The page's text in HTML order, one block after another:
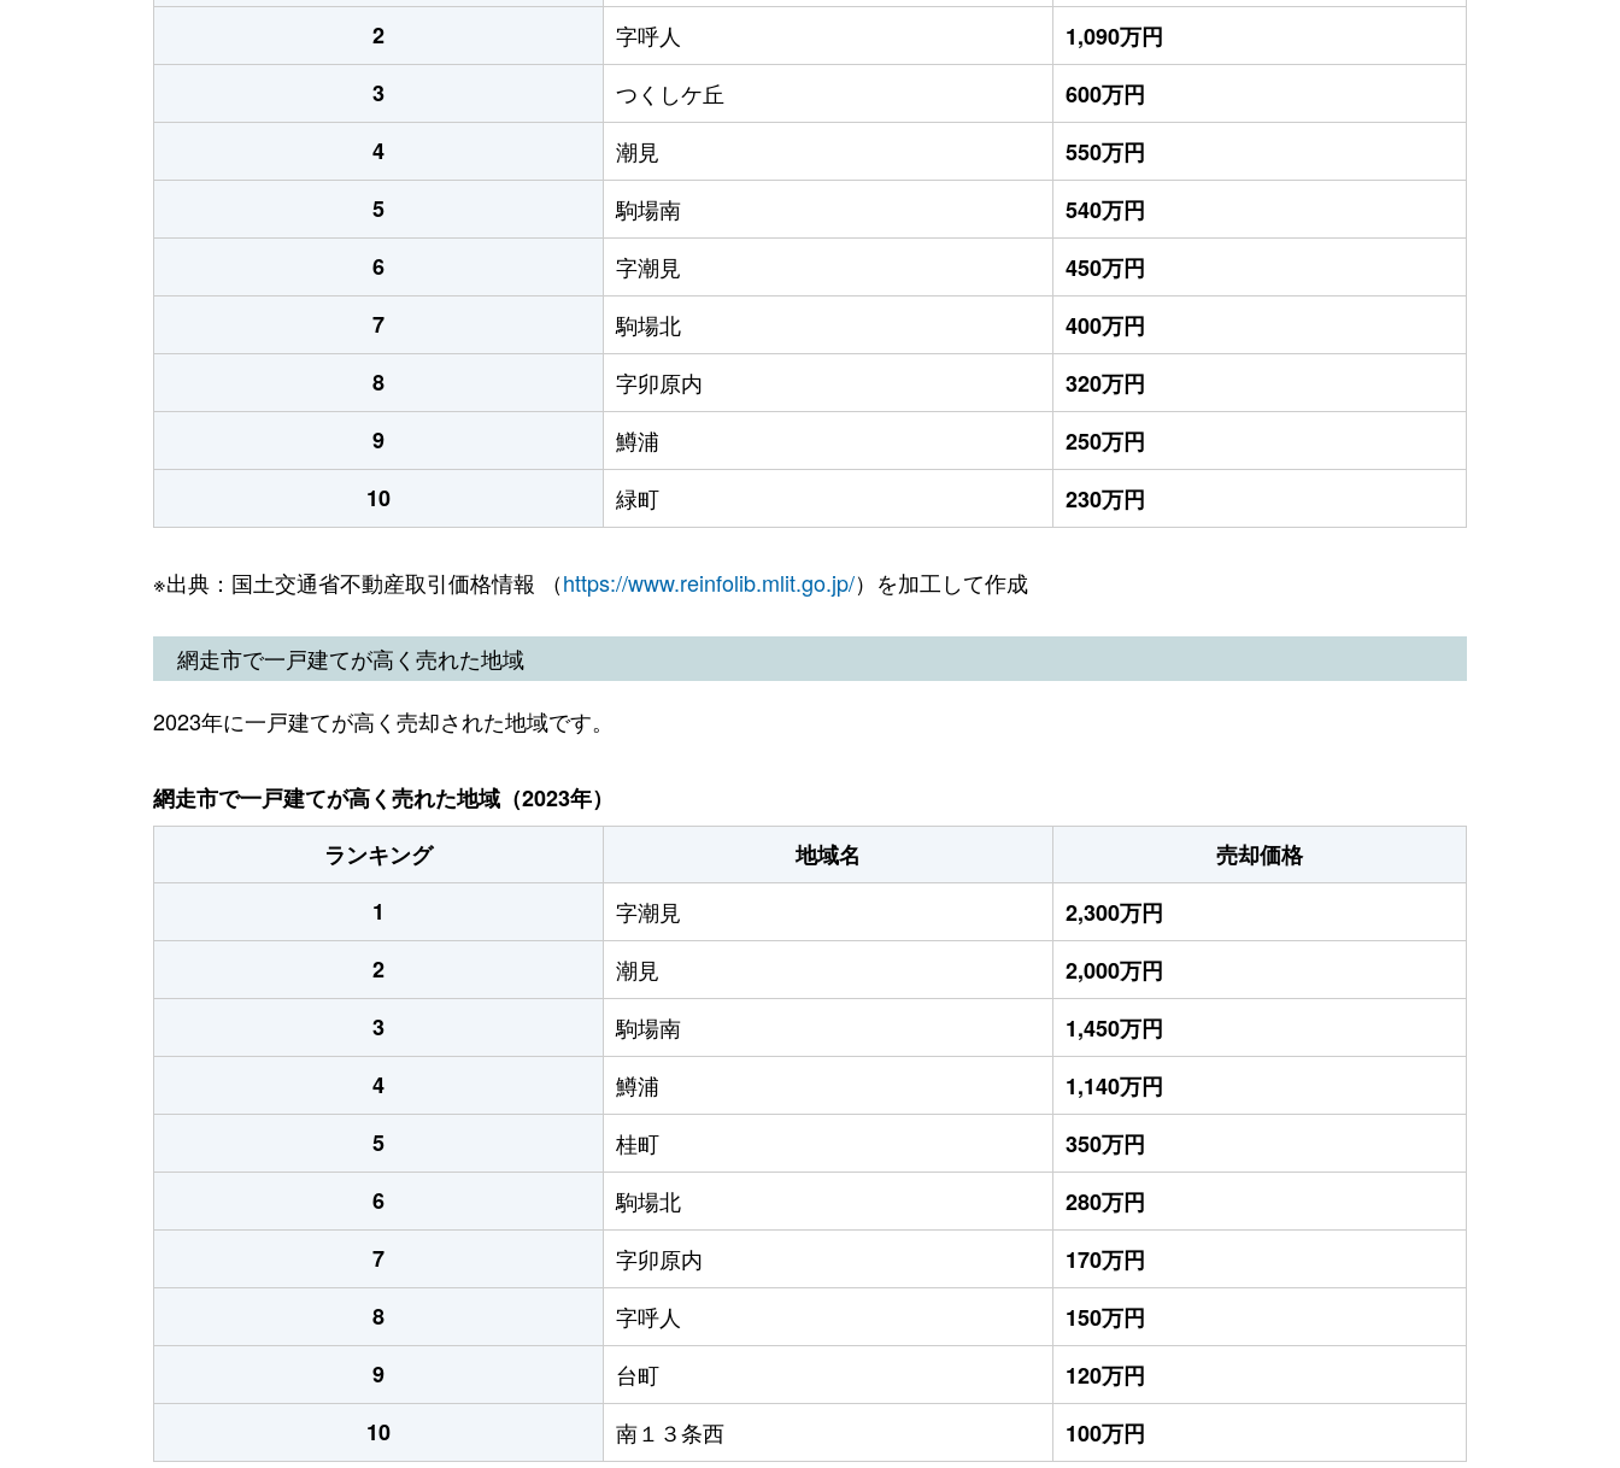
2
字呼人
1,090万円
3
つくしケ丘
600万円
4
潮見
550万円
5
駒場南
540万円
6
字潮見
450万円
7
駒場北
400万円
8
字卯原内
320万円
9
鱒浦
250万円
10
緑町 230万円
※出典：国土交通省不動産取引価格情報 （https://www.reinfolib.mlit.go.jp/）を加工して作成
網走市で一戸建てが高く売れた地域
2023年に一戸建てが高く売却された地域です。
網走市で一戸建てが高く売れた地域（2023年）
ランキング
地域名
売却価格
1
字潮見
2,300万円
2
潮見
2,000万円
3
駒場南
1,450万円
4
鱒浦
1,140万円
5
桂町
350万円
6
駒場北
280万円
7
字卯原内
170万円
8
字呼人
150万円
9
台町
120万円
10
南１３条西 100万円